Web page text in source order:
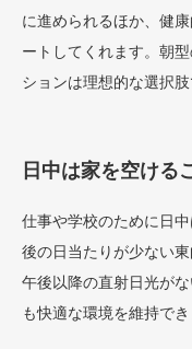
に進められるほか、健
ートしてくれます。朝
ションは理想的な選択肢
日中は家を空ける
仕事や学校のために日
後の日当たりが少ない
午後以降の直射日光が
も快適な環境を維持でき